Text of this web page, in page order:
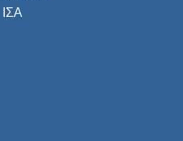
ΙΣΑ